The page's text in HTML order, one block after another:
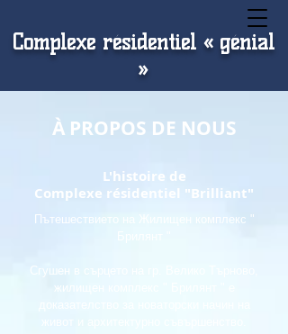
Complexe résidentiel « génial
»
À PROPOS DE NOUS
L'histoire de
Complexe résidentiel "Brilliant"
Пътешествието на Жилищен комплекс "
Сгушен в сърцето на гр. Велико Търново,
жилищен комплекс " Брилянт " е
доказателство за новаторски начин на